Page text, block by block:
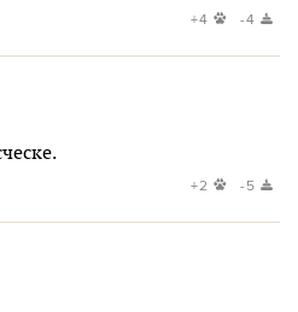
+4 -4
+2 -5